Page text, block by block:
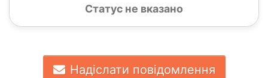
Статус не вказано
Надіслати повідомлення